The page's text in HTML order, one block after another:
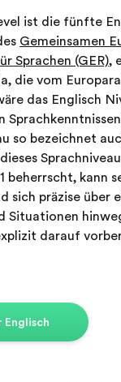
ist die fünfte
Gemeinsamen
Sprachen (GER),
die vom
das Englisch
so bezeichnet
beherrscht, kann
sich präzise über
Situationen
darauf
Englisch